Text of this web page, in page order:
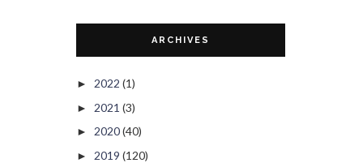
ARCHIVES
► 2022 (1)
► 2021 (3)
► 2020(40)
► 2019 (120)